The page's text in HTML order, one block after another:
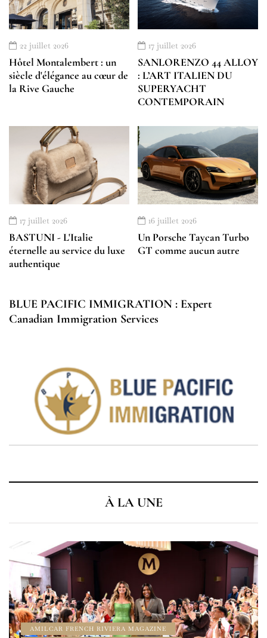
22 juillet 2026
Hôtel Montalembert : un
siècle d'élégance au cœur de
la Rive Gauche
17 juillet 2026
SANLORENZO 44 ALLOY
: L’ART ITALIEN DU
SUPERYACHT
CONTEMPORAIN
17 juillet 2026
BASTUNI - L'Italie
éternelle au service du luxe
authentique
16 juillet 2026
Un Porsche Taycan Turbo
GT comme aucun autre
BLUE PACIFIC IMMIGRATION : Expert
Canadian Immigration Services
À LA UNE
À LA UNE
AMILCAR CHRONOS MAGAZINE
AMILCAR MAGAZINE
AMILCAR MAGAZINE GROUP
AMILCAR WATCHES MAGAZINE
CINEMA